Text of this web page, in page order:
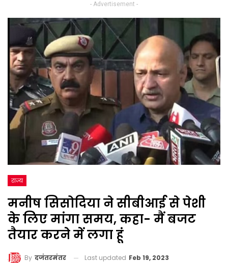
- Advertisement -
राज्य
मनीष सिसोदिया ने सीबीआई से पेशी
के लिए मांगा समय, कहा- मैं बजट
तैयार करने में लगा हूं
By दजंतरमंतर Last updated Feb 19, 2023